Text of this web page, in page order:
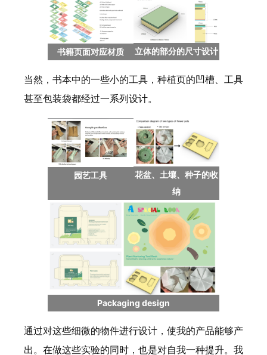
书籍页面对应材质 立体的部分的尺寸设计
当然，书本中的一些小的工具，种植页的凹槽、工具
甚至包装袋都经过一系列设计。
园艺工具
花盆、土壤、种子的收
纳
Packaging design
通过对这些细微的物件进行设计，使我的产品能够产
出。在做这些实验的同时，也是对自我一种提升。我